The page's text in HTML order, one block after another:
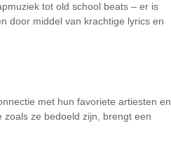
tot old school beats – er is
door middel van krachtige lyrics en
met hun favoriete artiesten en
ze bedoeld zijn, brengt een